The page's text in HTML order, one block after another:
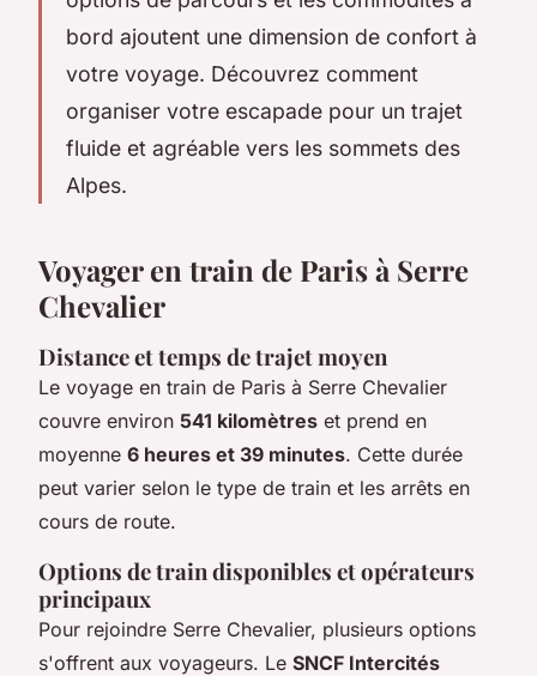
bord ajoutent une dimension de confort à
votre voyage. Découvrez comment
organiser votre escapade pour un trajet
fluide et agréable vers les sommets des
Alpes.
Voyager en train de Paris à Serre
Chevalier
Distance et temps de trajet moyen
Le voyage en train de Paris à Serre Chevalier
couvre environ 541 kilomètres et prend en
moyenne 6 heures et 39 minutes. Cette durée
peut varier selon le type de train et les arrêts en
cours de route.
Options de train disponibles et opérateurs
principaux
Pour rejoindre Serre Chevalier, plusieurs options
s'offrent aux voyageurs. Le SNCF Intercités